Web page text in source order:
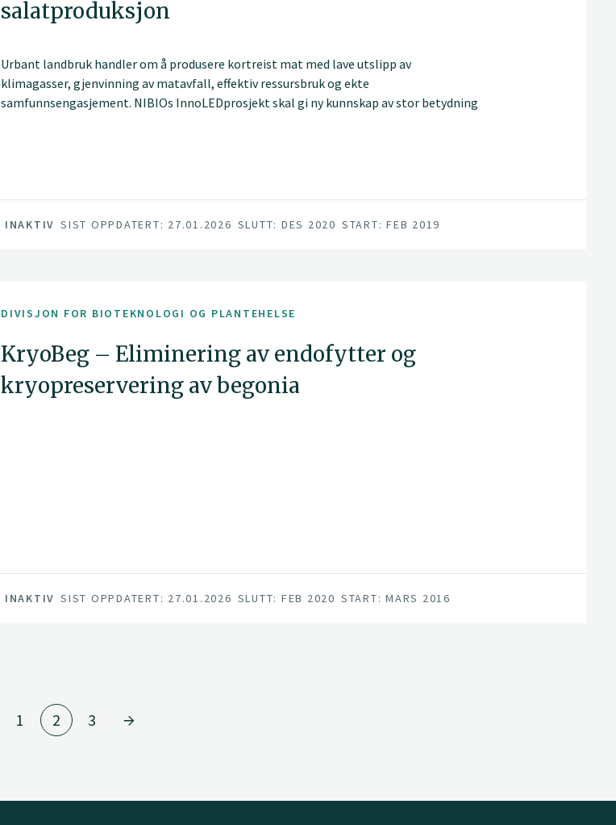
salatproduksjon
Urbant landbruk handler om å produsere kortreist mat med lave utslipp av
klimagasser, gjenvinning av matavfall, effektiv ressursbruk og ekte
samfunnsengasjement. NIBIOs InnoLEDprosjekt skal gi ny kunnskap av stor betydning
INAKTIV SIST OPPDATERT: 27.01.2026 SLUTT: DES 2020 START: FEB 2019
DIVISJON FOR BIOTEKNOLOGI OG PLANTEHELSE
KryoBeg – Eliminering av endofytter og
kryopreservering av begonia
INAKTIV SIST OPPDATERT: 27.01.2026 SLUTT: FEB 2020 START: MARS 2016
1 2 3